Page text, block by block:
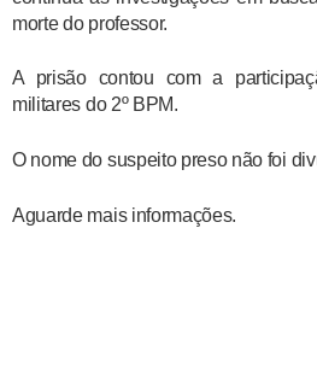
morte do professor.
A prisão contou com a
militares do 2º BPM.
O nome do suspeito preso não foi
Aguarde mais informações.